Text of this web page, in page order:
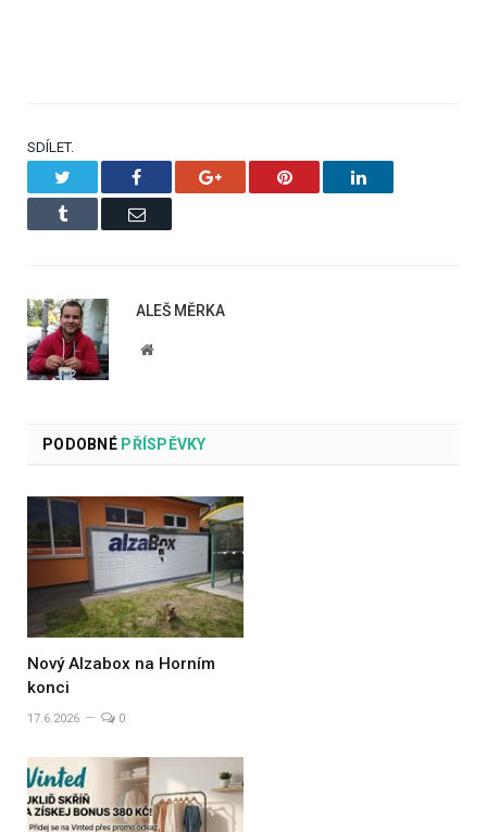
SDÍLET.
Facebook Google+ Pinterest LinkedIn
Tumblr Email
ALEŠ MĚRKA
Website
PODOBNÉPŘÍSPĚVKY
Nový Alzabox na Horním
konci
17.6.2026 0